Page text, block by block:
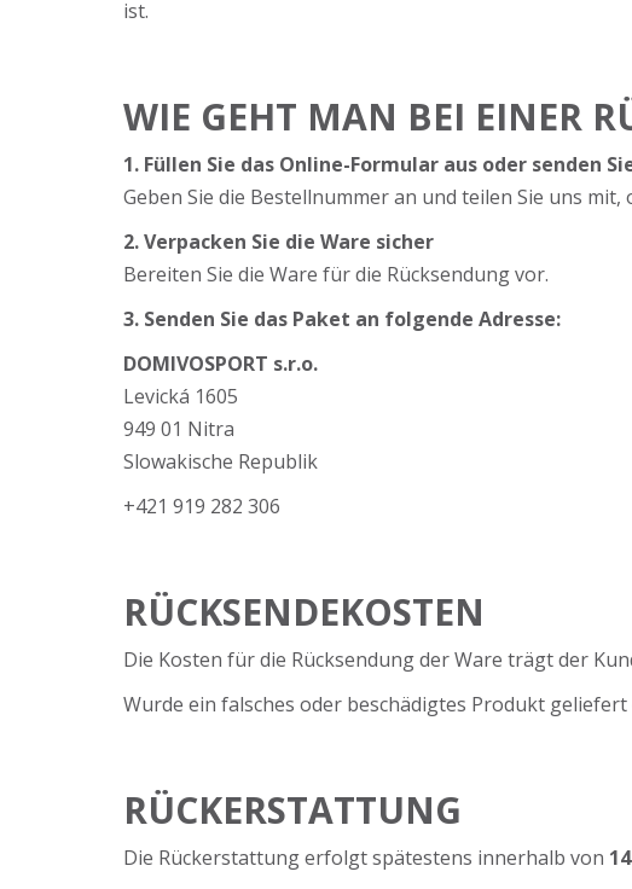
ist.
WIE GEHT MAN BEI EINER
1. Füllen Sie das Online-Formular aus oder senden
Geben Sie die Bestellnummer an und teilen Sie uns
2. Verpacken Sie die Ware sicher
Bereiten Sie die Ware für die Rücksendung vor.
3. Senden Sie das Paket an folgende Adresse:
DOMIVOSPORT s.r.o.
Levická 1605
949 01 Nitra
Slowakische Republik
+421 919 282 306
RÜCKSENDEKOSTEN
Die Kosten für die Rücksendung der Ware trägt der
Wurde ein falsches oder beschädigtes Produkt
RÜCKERSTATTUNG
Die Rückerstattung erfolgt spätestens innerhalb von